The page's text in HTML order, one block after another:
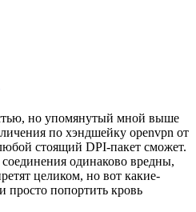
но упомянутый мной выше
по хэндшейку openvpn от
стоящий DPI-пакет сможет.
одинаково вредны,
целиком, но вот какие-
просто попортить кровь